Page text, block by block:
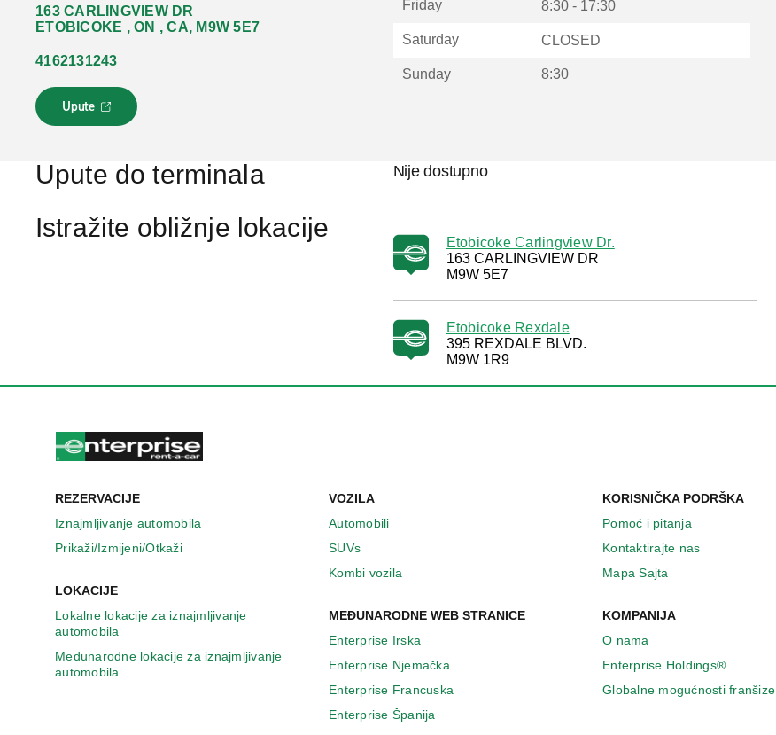
163 CARLINGVIEW DR
ETOBICOKE , ON , CA, M9W 5E7
4162131243
Upute
L
i
s
o
t
p
r
o
o
r
Friday 8:30 - 17:30
Saturday CLOSED
Sunday 8:30
Upute do terminala Nije dostupno
Istražite obližnje lokacije
Etobicoke Carlingview Dr.
163 CARLINGVIEW DR
M9W 5E7
Etobicoke Rexdale
395 REXDALE BLVD.
M9W 1R9
REZERVACIJE
Iznajmljivanje automobila
Prikaži/Izmijeni/Otkaži
LOKACIJE
Lokalne lokacije za iznajmljivanje
automobila
Međunarodne lokacije za iznajmljivanje
automobila
VOZILA
Automobili
SUVs
Kombi vozila
MEĐUNARODNE WEB STRANICE
Enterprise Irska
Enterprise Njemačka
Enterprise Francuska
Enterprise Španija
KORISNIČKA PODRŠKA
Pomoć i pitanja
Kontaktirajte nas
Mapa Sajta
KOMPANIJA
O nama
Enterprise Holdings®
Globalne mogućnosti franšize